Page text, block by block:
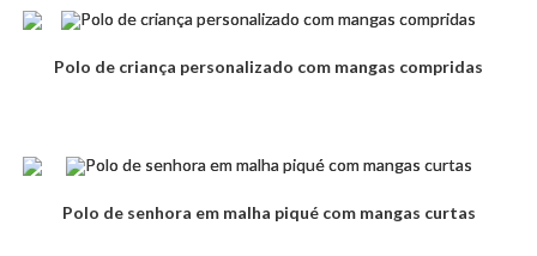
Polo de criança personalizado com mangas compridas
Polo de senhora em malha piqué com mangas curtas